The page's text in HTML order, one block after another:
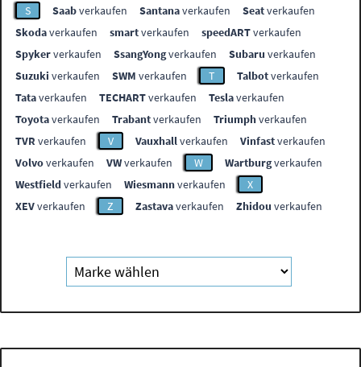
S
Saabverkaufen Santanaverkaufen Seatverkaufen
Skodaverkaufen smartverkaufen speedARTverkaufen
Spykerverkaufen SsangYongverkaufen Subaru verkaufen
Suzuki verkaufen SWM verkaufen T Talbotverkaufen
Tataverkaufen TECHARTverkaufen Teslaverkaufen
Toyotaverkaufen Trabantverkaufen Triumphverkaufen
TVR verkaufen V Vauxhallverkaufen Vinfastverkaufen
Volvoverkaufen VWverkaufen W Wartburgverkaufen
Westfieldverkaufen Wiesmannverkaufen
X
XEVverkaufen Z Zastavaverkaufen Zhidou verkaufen